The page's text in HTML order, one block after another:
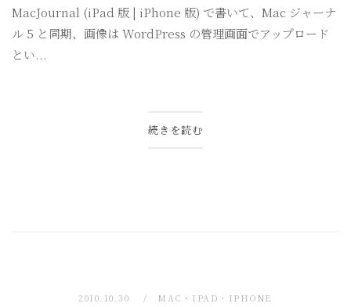
MacJournal (iPad 版 | iPhone 版) で書いて、Mac ジャーナ
ル 5 と同期、画像は WordPress の管理画面でアップロード
とい...
続きを読む
2010.10.30 MAC・IPAD・IPHONE